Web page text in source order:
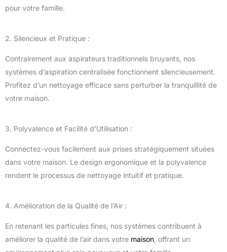
pour votre famille.
2. Silencieux et Pratique :
Contrairement aux aspirateurs traditionnels bruyants, nos
systèmes d’aspiration centralisée fonctionnent silencieusement.
Profitez d’un nettoyage efficace sans perturber la tranquillité de
votre maison.
3. Polyvalence et Facilité d’Utilisation :
Connectez-vous facilement aux prises stratégiquement situées
dans votre maison. Le design ergonomique et la polyvalence
rendent le processus de nettoyage intuitif et pratique.
4. Amélioration de la Qualité de l’Air :
En retenant les particules fines, nos systèmes contribuent à
améliorer la qualité de l’air dans votre maison , offrant un